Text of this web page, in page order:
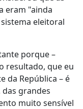
eram "ainda
eleitoral
porque –
resultado, que eu
da República – é
grandes
muito sensível